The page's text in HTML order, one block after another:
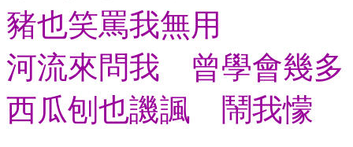
豬也笑罵我無用
河流來問我 曾學會幾多
西瓜刨也譏諷 鬧我懞